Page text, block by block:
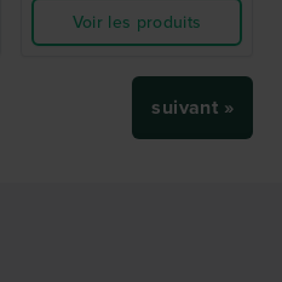
Voir les produits
suivant »